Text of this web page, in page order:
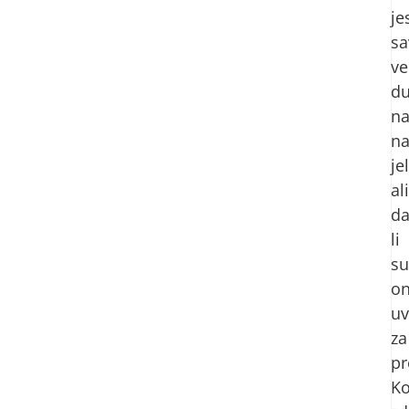
na
ali
da
li
su
za